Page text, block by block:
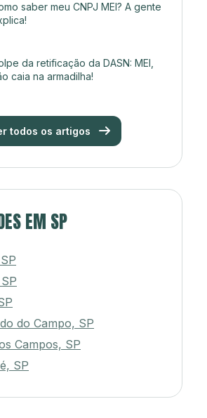
saber meu CNPJ MEI? A gente
da retificação da DASN: MEI,
caia na armadilha!
todos os artigos
EM SP
do Campo, SP
Campos, SP
SP